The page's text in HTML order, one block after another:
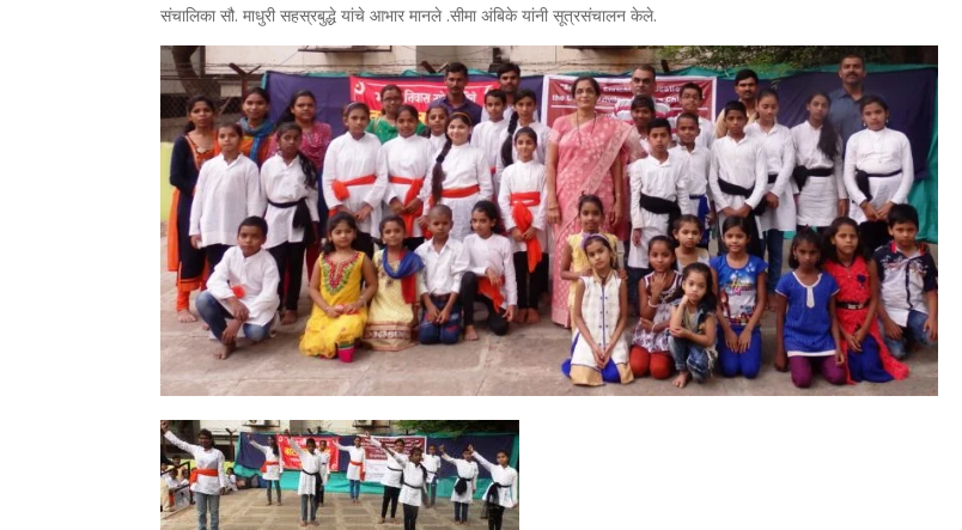
संचालिका सौ. माधुरी सहस्रबुद्धे यांचे आभार मानले .सीमा अंबिके यांनी सूत्रसंचालन केले.